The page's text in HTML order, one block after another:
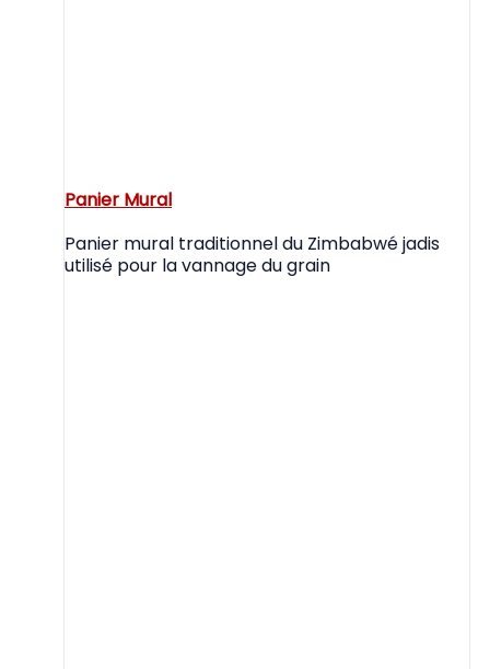
Panier Mural
Panier mural traditionnel du Zimbabwé jadis
utilisé pour la vannage du grain